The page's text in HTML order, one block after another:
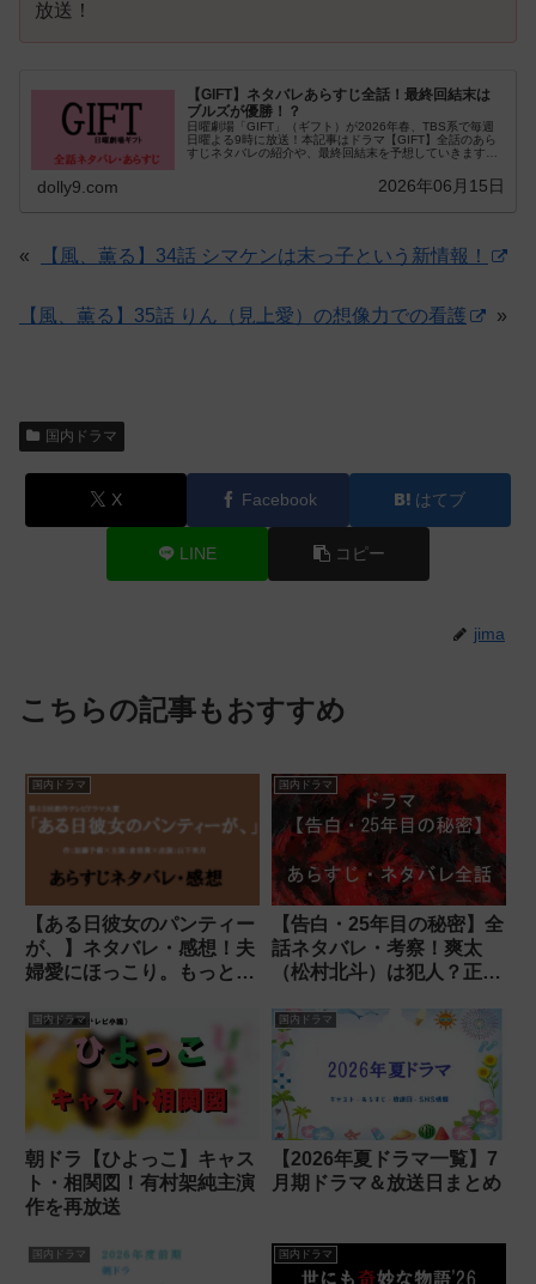
放送！
【GIFT】ネタバレあらすじ全話！最終回結末は
ブルズが優勝！？
日曜劇場「GIFT」（ギフト）が2026年春、TBS系で毎週
日曜よる9時に放送！本記事はドラマ【GIFT】全話のあら
すじネタバレの紹介や、最終回結末を予想していきます。
dolly9.com 2026年06月15日
« 【風、薫る】34話 シマケンは末っ子という新情報！
【風、薫る】35話 りん（見上愛）の想像力での看護 »
国内ドラマ
X Facebook はてブ
LINE コピー
jima
こちらの記事もおすすめ
国内ドラマ
【ある日彼女のパンティー
が、】ネタバレ・感想！夫
婦愛にほっこり。もっと今
国内ドラマ
【告白・25年目の秘密】全
話ネタバレ・考察！爽太
（松村北斗）は犯人？正体
国内ドラマ
朝ドラ【ひよっこ】キャス
ト・相関図！有村架純主演
作を再放送
国内ドラマ
【2026年夏ドラマ一覧】7
月期ドラマ＆放送日まとめ
国内ドラマ 国内ドラマ